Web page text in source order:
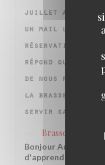
juillet a 20h30
un mail la veille
réservation. A
répond qu a
de nous recevoir.
la brasserie d a
servir sans
Brasserie des
Bonjour Aurore,
d'apprendre ce qui